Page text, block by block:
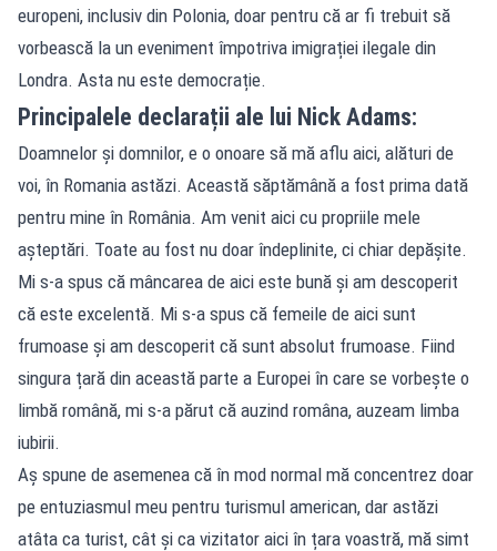
europeni, inclusiv din Polonia, doar pentru că ar fi trebuit să
vorbească la un eveniment împotriva imigrației ilegale din
Londra. Asta nu este democrație.
Principalele declarații ale lui Nick Adams:
Doamnelor și domnilor, e o onoare să mă aflu aici, alături de
voi, în Romania astăzi. Această săptămână a fost prima dată
pentru mine în România. Am venit aici cu propriile mele
așteptări. Toate au fost nu doar îndeplinite, ci chiar depășite.
Mi s-a spus că mâncarea de aici este bună și am descoperit
că este excelentă. Mi s-a spus că femeile de aici sunt
frumoase și am descoperit că sunt absolut frumoase. Fiind
singura țară din această parte a Europei în care se vorbește o
limbă română, mi s-a părut că auzind româna, auzeam limba
iubirii.
Aș spune de asemenea că în mod normal mă concentrez doar
pe entuziasmul meu pentru turismul american, dar astăzi
atâta ca turist, cât și ca vizitator aici în țara voastră, mă simt